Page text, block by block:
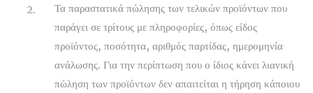
Τα παραστατικά πώλησης των τελικών προϊόντων που
παράγει σε τρίτους με πληροφορίες, όπως είδος
προϊόντος, ποσότητα, αριθμός παρτίδας, ημερομηνία
ανάλωσης. Για την περίπτωση που ο ίδιος κάνει λιανική
πώληση των προϊόντων δεν απαιτείται η τήρηση κάποιου